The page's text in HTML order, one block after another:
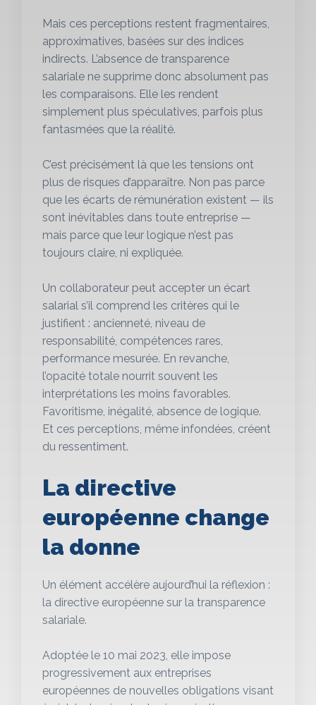
Mais ces perceptions restent fragmentaires,
approximatives, basées sur des indices
indirects. L’absence de transparence
salariale ne supprime donc absolument pas
les comparaisons. Elle les rendent
simplement plus spéculatives, parfois plus
fantasmées que la réalité.
C’est précisément là que les tensions ont
plus de risques d’apparaître. Non pas parce
que les écarts de rémunération existent — ils
sont inévitables dans toute entreprise —
mais parce que leur logique n’est pas
toujours claire, ni expliquée.
Un collaborateur peut accepter un écart
salarial s’il comprend les critères qui le
justifient : ancienneté, niveau de
responsabilité, compétences rares,
performance mesurée. En revanche,
l’opacité totale nourrit souvent les
interprétations les moins favorables.
Favoritisme, inégalité, absence de logique.
Et ces perceptions, même infondées, créent
du ressentiment.
La directive
européenne change
la donne
Un élément accélère aujourd’hui la réflexion :
la directive européenne sur la transparence
salariale.
Adoptée le 10 mai 2023, elle impose
progressivement aux entreprises
européennes de nouvelles obligations visant